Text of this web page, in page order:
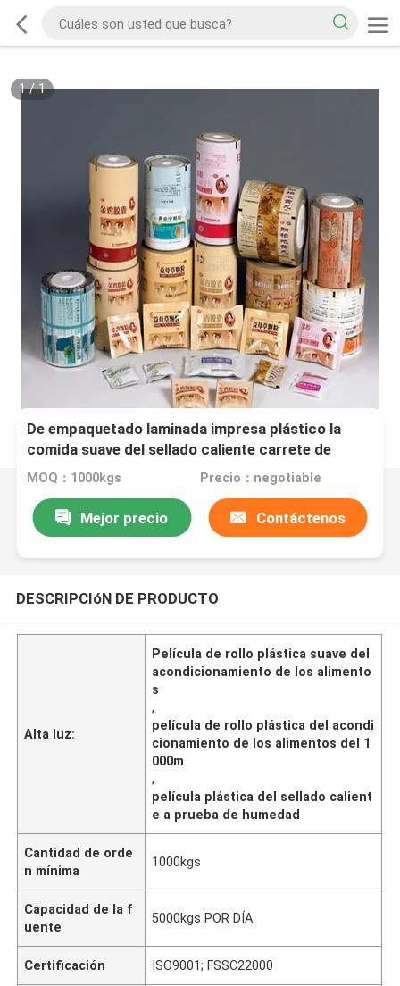
1/1
De empaquetado laminada impresa plástico la
comida suave del sellado caliente carrete de
película a prueba de humedad
MOQ：1000kgs Precio：negotiable
Mejor precio Contáctenos
DESCRIPCIóN DE PRODUCTO
Alta luz:
Película de rollo plástica suave del
acondicionamiento de los alimento
s
,
película de rollo plástica del acondi
cionamiento de los alimentos del 1
000m
,
película plástica del sellado calient
e a prueba de humedad
Cantidad de orde
n mínima
1000kgs
Capacidad de la f
uente
5000kgs POR DÍA
Certificación ISO9001; FSSC22000